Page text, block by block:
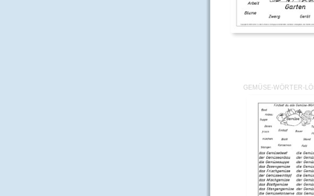
GEMÜSE-WÖRTER-